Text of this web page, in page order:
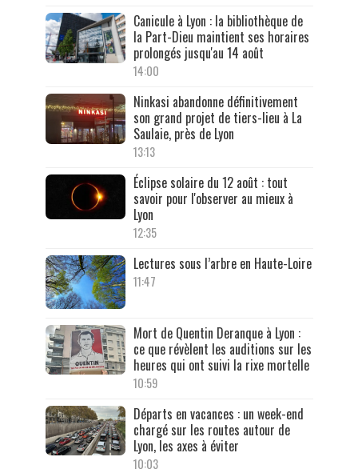
Canicule à Lyon : la bibliothèque de
la Part-Dieu maintient ses horaires
prolongés jusqu'au 14 août
14:00
Ninkasi abandonne définitivement
son grand projet de tiers-lieu à La
Saulaie, près de Lyon
13:13
Éclipse solaire du 12 août : tout
savoir pour l'observer au mieux à
Lyon
12:35
Lectures sous l’arbre en Haute-Loire
11:47
Mort de Quentin Deranque à Lyon :
ce que révèlent les auditions sur les
heures qui ont suivi la rixe mortelle
10:59
Départs en vacances : un week-end
chargé sur les routes autour de
Lyon, les axes à éviter
10:03